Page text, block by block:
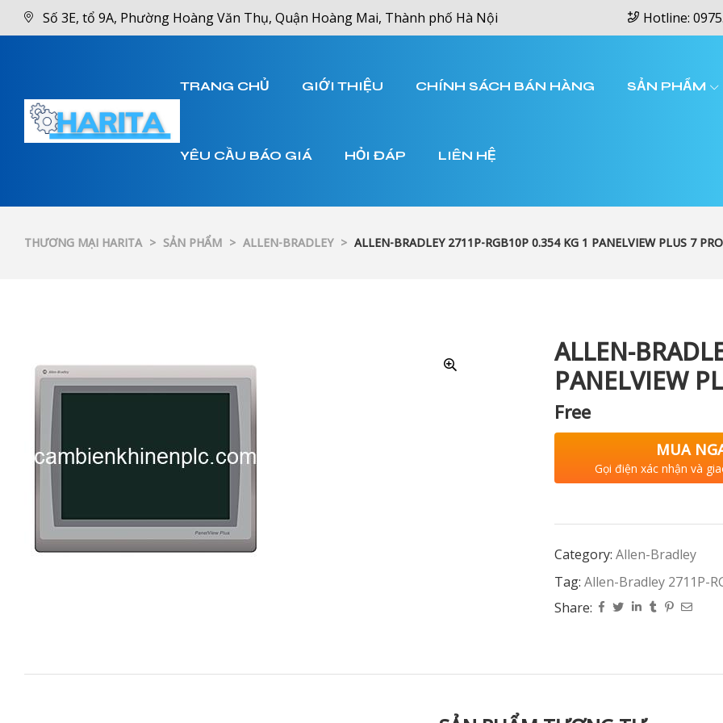
Số 3E, tổ 9A, Phường Hoàng Văn Thụ, Quận Hoàng Mai, Thành phố Hà Nội Hotline:
TRANG CHỦ GIỚI THIỆU CHÍNH SÁCH BÁN HÀNG SẢN PHẨM
YÊU CẦU BÁO GIÁ HỎI ĐÁP LIÊN HỆ
THƯƠNG MẠI HARITA > SẢN PHẨM > ALLEN-BRADLEY > ALLEN-BRADLEY 2711P-RGB10P 0.354 KG 1 PANELVIEW PLUS 7
ALLEN-
PANELVIEW
Free
MUA
Gọi điện xác nhận và
Category: Allen-Bradley
Tag: Allen-Bradley 2711P-
Share: